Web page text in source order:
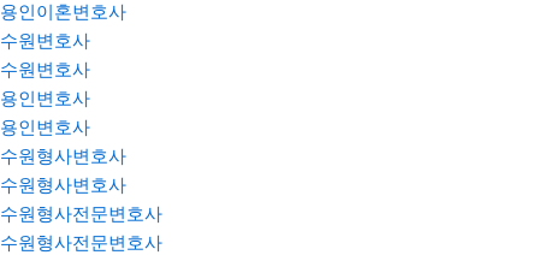
용인이혼변호사
수원변호사
수원변호사
용인변호사
용인변호사
수원형사변호사
수원형사변호사
수원형사전문변호사
수원형사전문변호사